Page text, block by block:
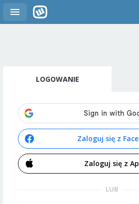
LOGOWANIE
Zaloguj się z
Zaloguj się z
LUB